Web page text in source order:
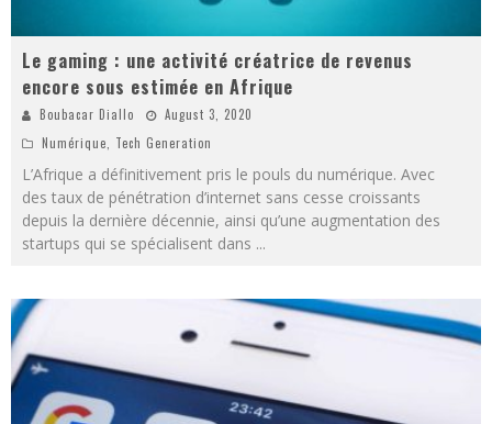
Le gaming : une activité créatrice de revenus
encore sous estimée en Afrique
Boubacar Diallo
August 3, 2020
Numérique, Tech Generation
L’Afrique a définitivement pris le pouls du numérique. Avec
des taux de pénétration d’internet sans cesse croissants
depuis la dernière décennie, ainsi qu’une augmentation des
startups qui se spécialisent dans ...